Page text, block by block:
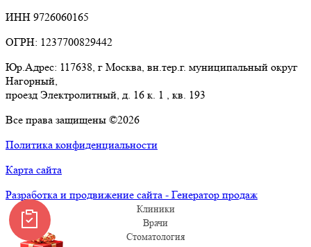
ИНН 9726060165
ОГРН: 1237700829442
Юр.Адрес: 117638, г Москва, вн.тер.г. муниципальный округ
Нагорный,
проезд Электролитный, д. 16 к. 1 , кв. 193
Все права защищены ©2026
Политика конфиденциальности
Карта сайта
Разработка и продвижение сайта - Генератор продаж
Клиники
Врачи
Стоматология